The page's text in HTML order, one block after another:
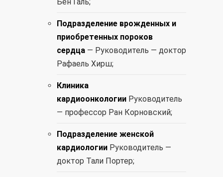
Подразделение врожденных и
приобретенных пороков
сердца — Руководитель — доктор
Рафаель Хирш;
Клиника
кардиоонкологии Руководитель
— профессор Ран Корновский;
Подразделение женской
кардиологии Руководитель —
доктор Тали Портер;